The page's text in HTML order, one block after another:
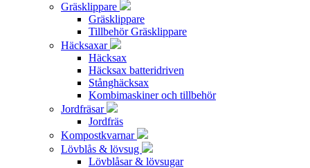
Gräsklippare
Gräsklippare
Tillbehör Gräsklippare
Häcksaxar
Häcksax
Häcksax batteridriven
Stånghäcksax
Kombimaskiner och tillbehör
Jordfräsar
Jordfräs
Kompostkvarnar
Lövblås & lövsug
Lövblåsar & lövsugar